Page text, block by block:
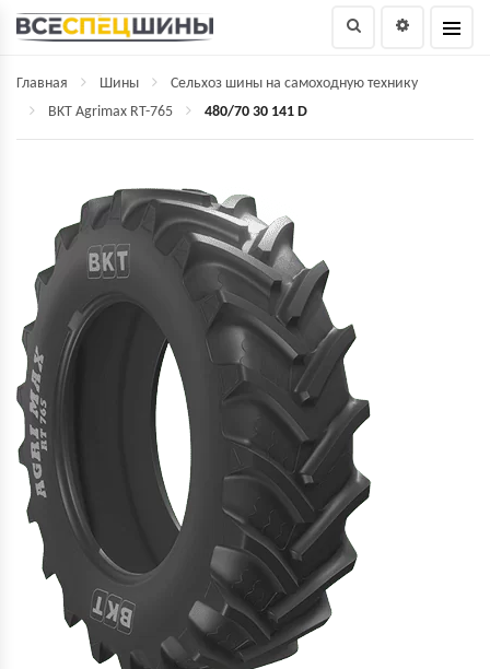
Главная Шины
Сельхоз шины на самоходную технику
BKT Agrimax RT-765
480/70 30 141 D